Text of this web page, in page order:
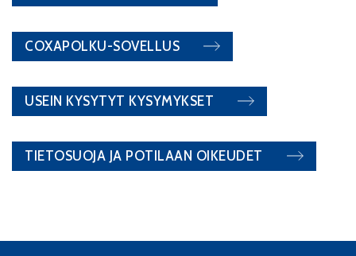
COXAPOLKU-SOVELLUS
USEIN KYSYTYT KYSYMYKSET
TIETOSUOJA JA POTILAAN OIKEUDET